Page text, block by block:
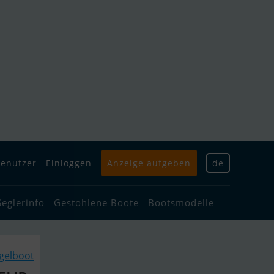
Einloggen Anzeige aufgeben de
Gestohlene Boote Bootsmodelle